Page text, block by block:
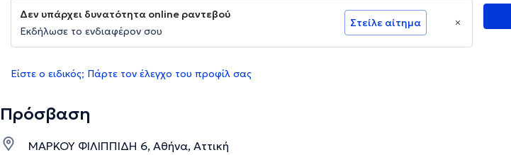
Δεν υπάρχει δυνατότητα online ραντεβού
Εκδήλωσε το ενδιαφέρον σου
Στείλε αίτημα
Είστε ο ειδικός; Πάρτε τον έλεγχο του προφίλ σας
Πρόσβαση
ΜΑΡΚΟΥ ΦΙΛΙΠΠΙΔΗ 6, Αθήνα, Αττική